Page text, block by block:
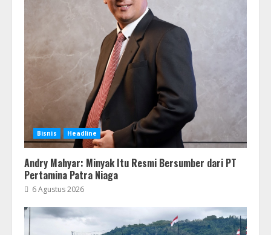
Bisnis Headline
Andry Mahyar: Minyak Itu Resmi Bersumber dari PT
Pertamina Patra Niaga
6 Agustus 2026